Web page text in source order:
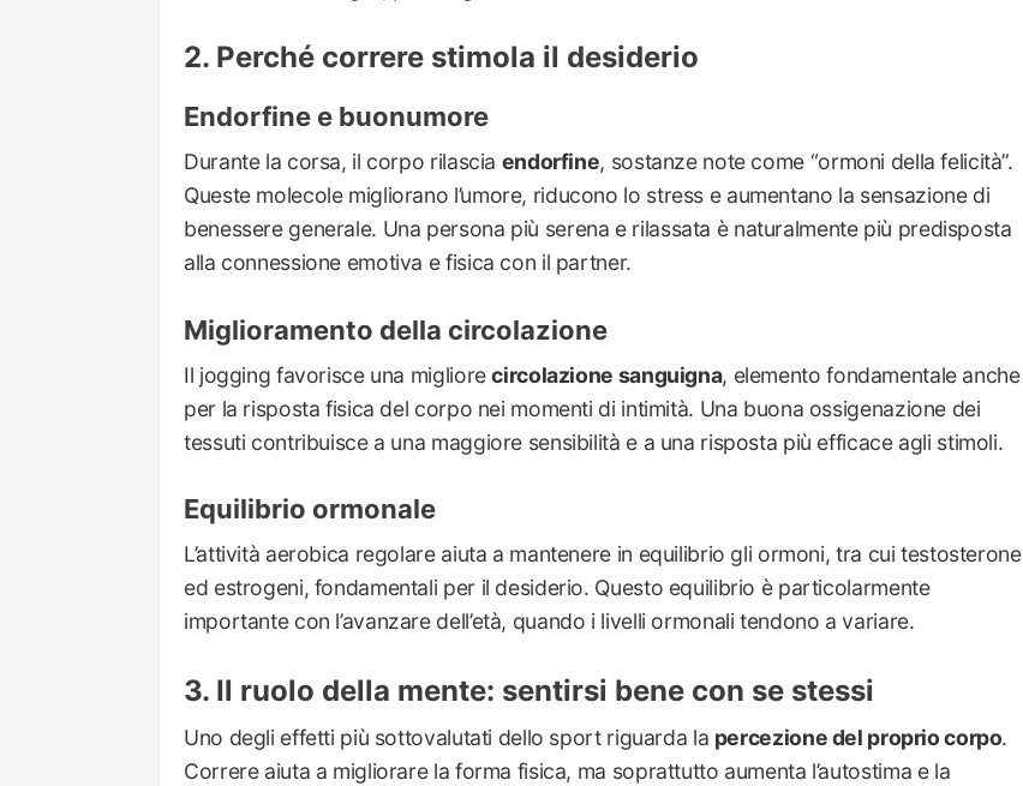
Perché correre stimola il desiderio
Endorfine e buonumore
Durante la corsa, il corpo rilascia endorfine, sostanze note come “ormoni della felicità”.
Queste molecole migliorano l’umore, riducono lo stress e aumentano la sensazione di
benessere generale. Una persona più serena e rilassata è naturalmente più predisposta
alla connessione emotiva e fisica con il partner.
Miglioramento della circolazione
Il jogging favorisce una migliorecircolazione sanguigna, elemento fondamentale anche
per la risposta fisica del corpo nei momenti di intimità. Una buona ossigenazione dei
tessuti contribuisce a una maggiore sensibilità e a una risposta più efficace agli stimoli.
Equilibrio ormonale
L’attività aerobica regolare aiuta a mantenere in equilibrio gli ormoni, tra cui testosterone
ed estrogeni, fondamentali per il desiderio. Questo equilibrio è particolarmente
importante con l’avanzare dell’età, quando i livelli ormonali tendono a variare.
Il ruolo della mente: sentirsi bene con se stessi
Uno degli effetti più sottovalutati dello sport riguarda la percezione del proprio corpo.
Correre aiuta a migliorare la forma fisica, ma soprattutto aumenta l’autostima e la